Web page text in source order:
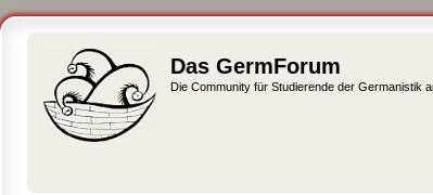
Das GermForum
Die Community für Studierende der Germanistik